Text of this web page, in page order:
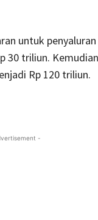
untuk
30 triliun.
Rp 120 triliun.
-